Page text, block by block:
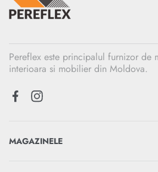
Pereflex este principalul furnizor de
interioara si mobilier din Moldova.
MAGAZINELE